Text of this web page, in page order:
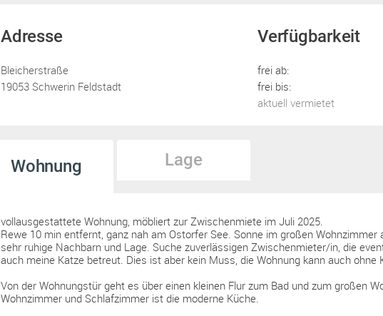
Adresse
Bleicherstraße
19053 Schwerin Feldstadt
Verfügbarkeit
frei ab:
frei bis:
aktuell vermietet
Wohnung Lage
vollausgestattete Wohnung, möbliert zur Zwischenmiete im Juli 2025.
Rewe 10 min entfernt, ganz nah am Ostorfer See. Sonne im großen Wohnzimmer
sehr ruhige Nachbarn und Lage. Suche zuverlässigen Zwischenmieter/in, die
auch meine Katze betreut. Dies ist aber kein Muss, die Wohnung kann auch ohne
Von der Wohnungstür geht es über einen kleinen Flur zum Bad und zum großen
Wohnzimmer und Schlafzimmer ist die moderne Küche.